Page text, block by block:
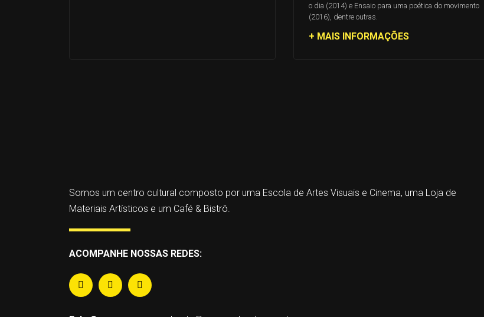
o dia (2014) e Ensaio para uma poética do movimento
(2016), dentre outras.
+ MAIS INFORMAÇÕES
Somos um centro cultural composto por uma Escola de Artes Visuais e Cinema, uma Loja de
Materiais Artísticos e um Café & Bistrô.
ACOMPANHE NOSSAS REDES: